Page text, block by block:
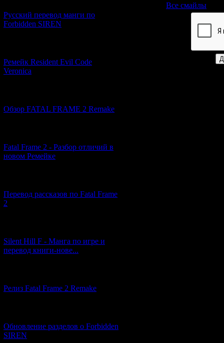
Русский перевод манги по
Forbidden SIREN
Ремейк Resident Evil Code
Veronica
Обзор FATAL FRAME 2 Remake
Fatal Frame 2 - Разбор отличий в
новом Ремейке
Перевод рассказов по Fatal Frame
2
Silent Hill F - Манга по игре и
перевод книги-нове...
Релиз Fatal Frame 2 Remake
Обновление разделов о Forbidden
SIREN
Все смайлы